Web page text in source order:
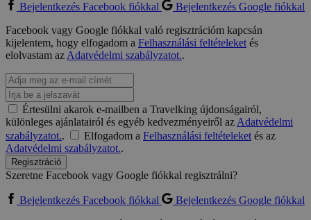
Bejelentkezés Facebook fiókkal
Bejelentkezés Google fiókkal
Facebook vagy Google fiókkal való regisztrációm kapcsán
kijelentem, hogy elfogadom a Felhasználási feltételeketés
elolvastam azAdatvédelmi szabályzatot..
Értesülni akarok e-mailben a Travelking újdonságairól,
különleges ajánlatairól és egyéb kedvezményeiről azAdatvédelmi
szabályzatot.. Elfogadom a Felhasználási feltételeketés az
Adatvédelmi szabályzatot..
Regisztráció
Szeretne Facebook vagy Google fiókkal regisztrálni?
Bejelentkezés Facebook fiókkal
Bejelentkezés Google fiókkal